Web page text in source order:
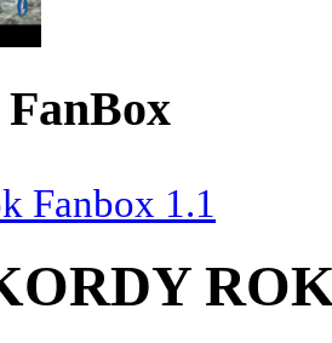
Fanbox 1.1